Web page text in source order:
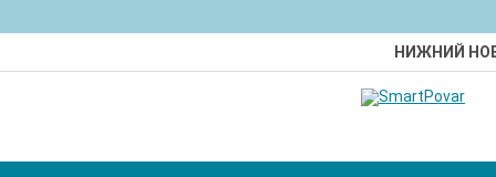
НИЖНИЙ